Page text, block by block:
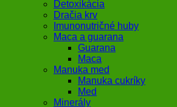
Detoxikácia
Dračia krv
Imunonutričné huby
Maca a guarana
Guarana
Maca
Manuka med
Manuka cukríky
Med
Minerály